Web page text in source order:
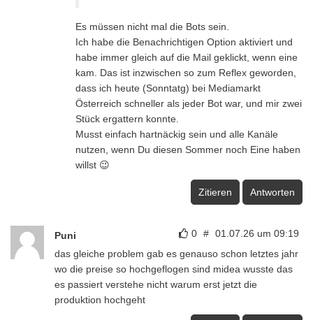
Es müssen nicht mal die Bots sein.
Ich habe die Benachrichtigen Option aktiviert und
habe immer gleich auf die Mail geklickt, wenn eine
kam. Das ist inzwischen so zum Reflex geworden,
dass ich heute (Sonntatg) bei Mediamarkt
Österreich schneller als jeder Bot war, und mir zwei
Stück ergattern konnte.
Musst einfach hartnäckig sein und alle Kanäle
nutzen, wenn Du diesen Sommer noch Eine haben
willst 😉
Zitieren Antworten
0 # 01.07.26 um 09:19
Puni
das gleiche problem gab es genauso schon letztes jahr
wo die preise so hochgeflogen sind midea wusste das
es passiert verstehe nicht warum erst jetzt die
produktion hochgeht